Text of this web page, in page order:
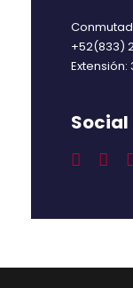
+52(833)
Social